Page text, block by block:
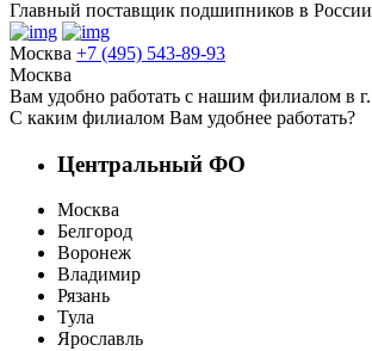
Главный поставщик подшипников в России
Москва +7 (495) 543-89-93
Москва
Вам удобно работать с нашим филиалом в г.
С каким филиалом Вам удобнее работать?
Центральный ФО
Москва
Белгород
Воронеж
Владимир
Рязань
Тула
Ярославль